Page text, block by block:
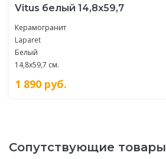
Vitus белый 14,8х59,7
Керамогранит
Laparet
Белый
14,8x59,7 см.
1 890 руб.
Сопутствующие товары